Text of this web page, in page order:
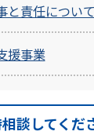
と責任について
援事業
談してくだ